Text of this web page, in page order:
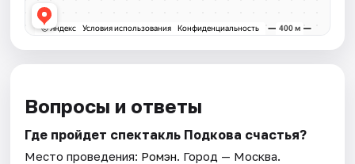
Вопросы и ответы
Где пройдет спектакль Подкова счастья?
Место проведения: Ромэн . Город — Москва.